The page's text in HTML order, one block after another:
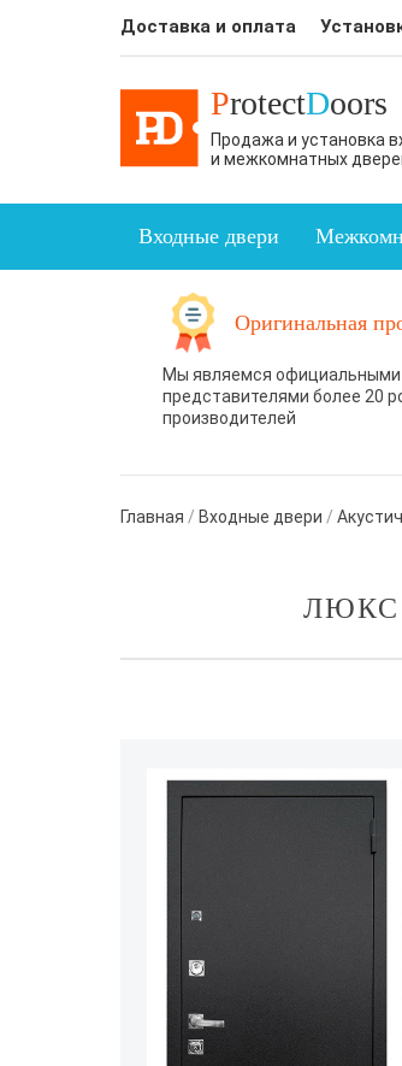
Доставка и оплата
ProtectDoors
Продажа и установка
и межкомнатных
Входные двери
Оригинальная
Мы являемся официальными
представителями более 20
производителей
Главная / Входные двери /
ЛЮКС